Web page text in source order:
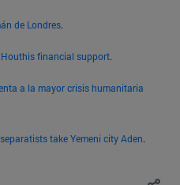
de Londres.
Houthis financial support.
a la mayor crisis humanitaria
take Yemeni city Aden.